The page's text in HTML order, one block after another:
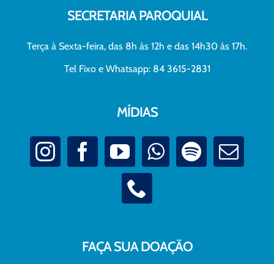
SECRETARIA PAROQUIAL
Terça à Sexta-feira, das 8h às 12h e das 14h30 às 17h.
Tel Fixo e Whatsapp: 84 3615-2831
MÍDIAS
FAÇA SUA DOAÇÃO